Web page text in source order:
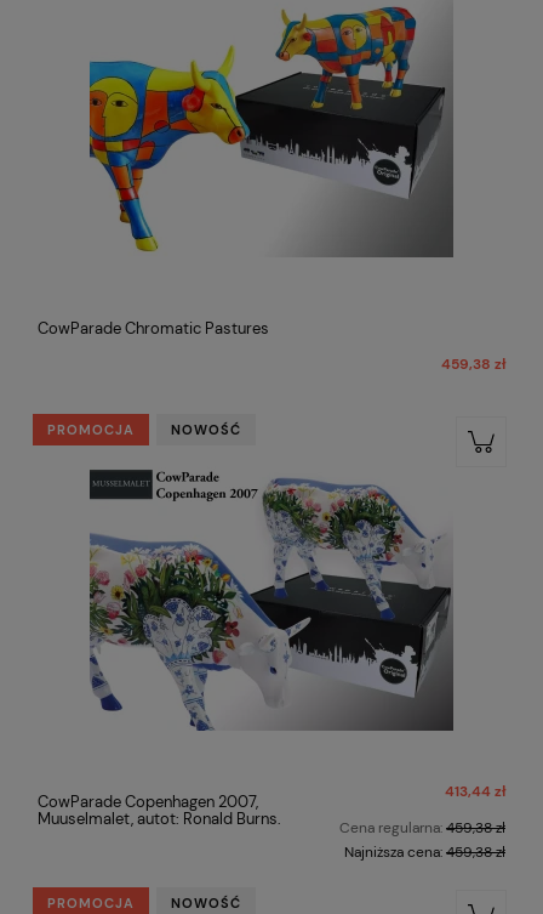
CowParade Chromatic Pastures
459,38 zł
CowParade Copenhagen 2007,
Muuselmalet, autot: Ronald Burns.
413,44 zł
Cena regularna:459,38 zł
Najniższa cena:459,38 zł
PROMOCJA NOWOŚĆ
PROMOCJA NOWOŚĆ